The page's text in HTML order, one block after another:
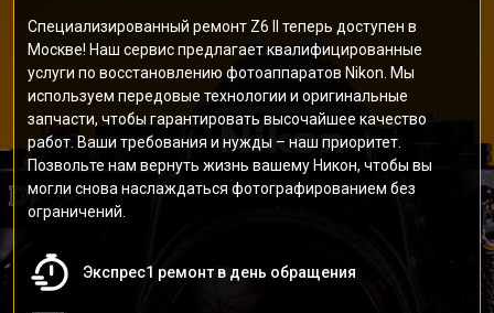
Специализированный ремонт Z6 II теперь доступен в
Москве! Наш сервис предлагает квалифицированные
услуги по восстановлению фотоаппаратов Nikon. Мы
используем передовые технологии и оригинальные
запчасти, чтобы гарантировать высочайшее качество
работ. Ваши требования и нужды – наш приоритет.
Позвольте нам вернуть жизнь вашему Никон, чтобы вы
могли снова наслаждаться фотографированием без
ограничений.
Экспрес1 ремонт в день обращения